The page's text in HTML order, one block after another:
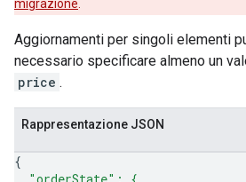
migrazione
Aggiornamenti per singoli elementi
necessario specificare almeno un
price .
Rappresentazione JSON
{